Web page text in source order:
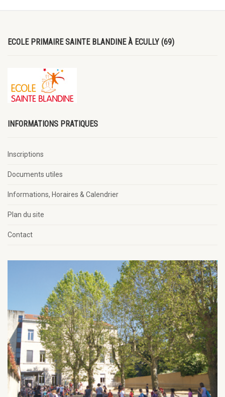
ECOLE PRIMAIRE SAINTE BLANDINE À ECULLY (69)
INFORMATIONS PRATIQUES
Inscriptions
Documents utiles
Informations, Horaires & Calendrier
Plan du site
Contact